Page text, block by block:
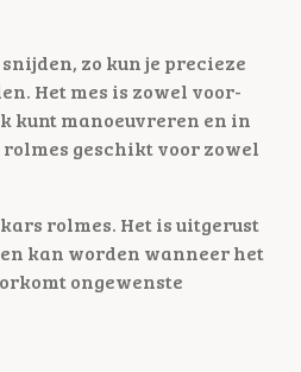
zo kun je precieze
Het mes is zowel voor-
kunt manoeuvreren en in
geschikt voor zowel
rolmes. Het is uitgerust
kan worden wanneer het
ongewenste